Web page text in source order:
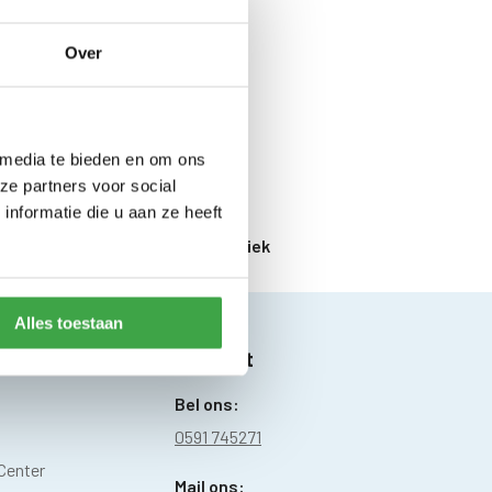
Over
te bieden en om ons
partners voor social
die u aan ze heeft
Alles toestaan
eigen Nederlandse fabriek
Contact
Bel ons:
0591 745271
Mail ons: